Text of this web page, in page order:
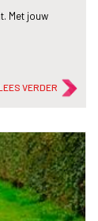
Met jouw
VERDER